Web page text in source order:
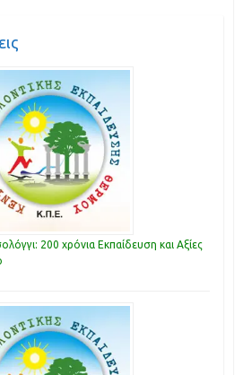
200 χρόνια Εκπαίδευση και Αξίες